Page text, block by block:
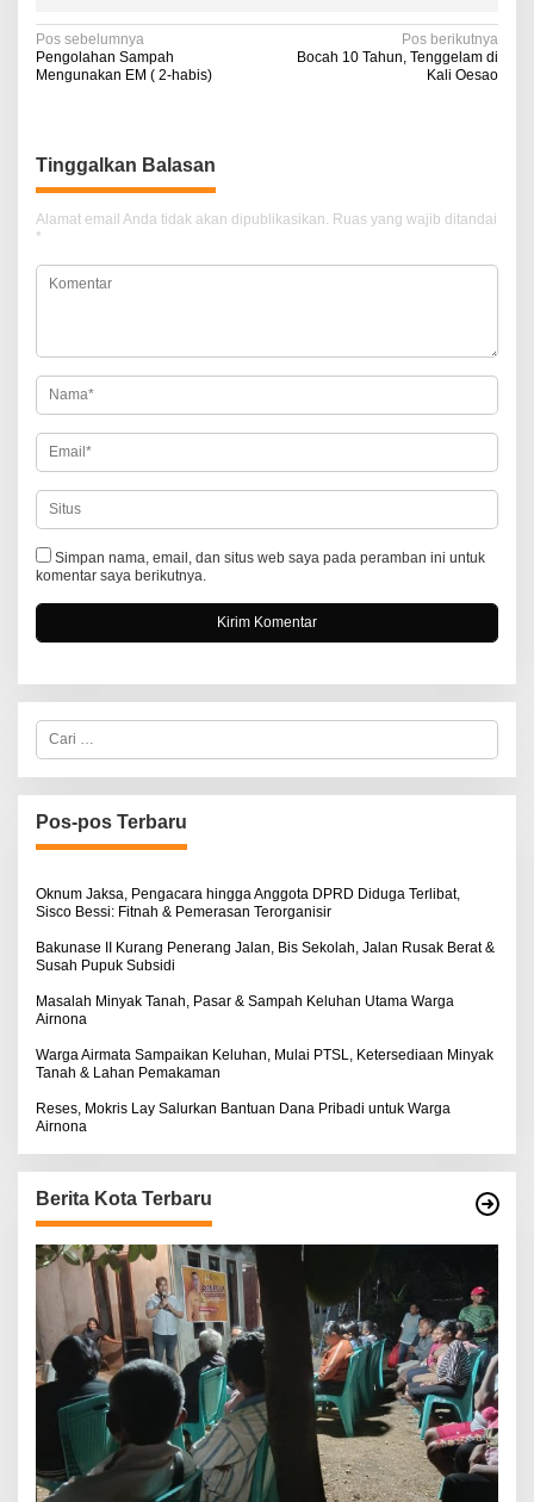
N
a
i
g
a
s
o
s
Pos sebelumnya
Pengolahan Sampah
Mengunakan EM ( 2-habis)
Pos berikutnya
Bocah 10 Tahun, Tenggelam di
Kali Oesao
Tinggalkan Balasan
Alamat email Anda tidak akan dipublikasikan. Ruas yang wajib ditandai
*
Simpan nama, email, dan situs web saya pada peramban ini untuk
komentar saya berikutnya.
C
r
i
u
n
u
:
Pos-pos Terbaru
Oknum Jaksa, Pengacara hingga Anggota DPRD Diduga Terlibat,
Sisco Bessi: Fitnah & Pemerasan Terorganisir
Bakunase II Kurang Penerang Jalan, Bis Sekolah, Jalan Rusak Berat &
Susah Pupuk Subsidi
Masalah Minyak Tanah, Pasar & Sampah Keluhan Utama Warga
Airnona
Warga Airmata Sampaikan Keluhan, Mulai PTSL, Ketersediaan Minyak
Tanah & Lahan Pemakaman
Reses, Mokris Lay Salurkan Bantuan Dana Pribadi untuk Warga
Airnona
Berita Kota Terbaru